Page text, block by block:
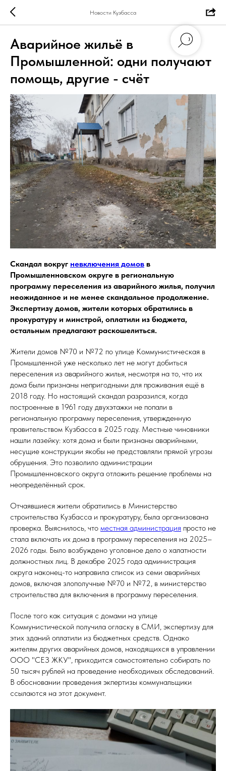
Новости Кузбасса
Аварийное жильё в
Промышленной: одни получают
помощь, другие - счёт
Скандал вокруг невключения домов в
Промышленновском округе в региональную
программу переселения из аварийного жилья, получил
неожиданное и не менее скандальное продолжение.
Экспертизу домов, жители которых обратились в
прокуратуру и минстрой, оплатили из бюджета,
остальным предлагают раскошелиться.
Жители домов №70 и №72 по улице Коммунистическая в
Промышленной уже несколько лет не могут добиться
переселения из аварийного жилья, несмотря на то, что их
дома были признаны непригодными для проживания ещё в
2018 году. Но настоящий скандал разразился, когда
построенные в 1961 году двухэтажки не попали в
региональную программу переселения, утвержденную
правительством Кузбасса в 2025 году. Местные чиновники
нашли лазейку: хотя дома и были признаны аварийными,
несущие конструкции якобы не представляли прямой угрозы
обрушения. Это позволило администрации
Промышленновского округа отложить решение проблемы на
неопределённый срок.
Отчаявшиеся жители обратились в Министерство
строительства Кузбасса и прокуратуру, была организована
проверка. Выяснилось, что местная администрация просто не
стала включать их дома в программу переселения на 2025–
2026 годы. Было возбуждено уголовное дело о халатности
должностных лиц. В декабре 2025 года администрация
округа наконец-то направила список из семи аварийных
домов, включая злополучные №70 и №72, в министерство
строительства для включения в программу переселения.
После того как ситуация с домами на улице
Коммунистической получила огласку в СМИ, экспертизу для
этих зданий оплатили из бюджетных средств. Однако
жителям других аварийных домов, находящихся в управлении
ООО "СЕЗ ЖКУ", приходится самостоятельно собирать по
50 тысяч рублей на проведение необходимых обследований.
В обосновании проведения экпертизы коммунальщики
ссылаются на этот документ.